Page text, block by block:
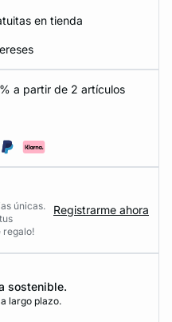
en tienda
a partir de 2 artículos
únicas.
regalo!
Registrarme ahora
sostenible.
largo plazo.